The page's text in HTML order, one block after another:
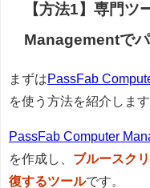
【方法1】専門
Managementで
まずはPassFab
を使う方法を紹介します
PassFab Computer
を作成し、 ブルースク
復するツールです。